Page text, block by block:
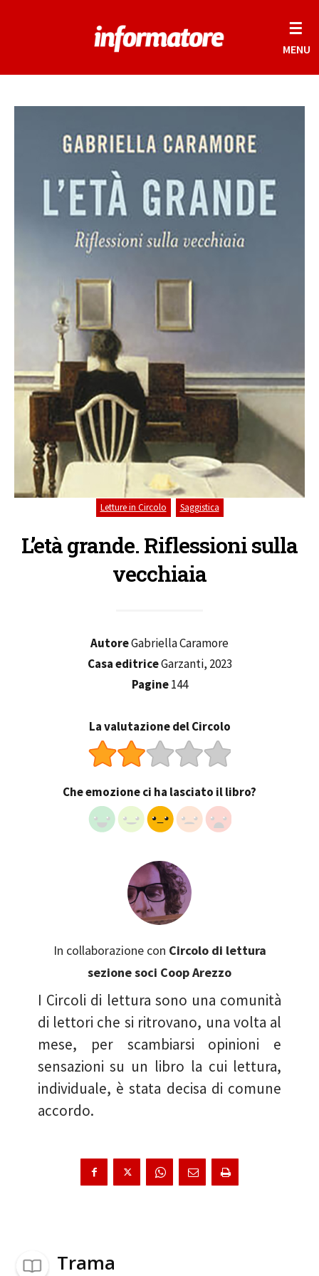
☰
MENU
Letture in Circolo Saggistica
L’età grande. Riflessioni sulla
vecchiaia
AutoreGabriella Caramore
Casa editriceGarzanti, 2023
Pagine144
La valutazione del Circolo
Che emozione ci ha lasciato il libro?
In collaborazione con Circolo di lettura
sezione soci Coop Arezzo
I Circoli di lettura sono una comunità
di lettori che si ritrovano, una volta al
mese, per scambiarsi opinioni e
sensazioni su un libro la cui lettura,
individuale, è stata decisa di comune
accordo.
Trama